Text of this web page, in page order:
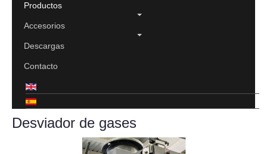
Productos
Accesorios
Descargas
Contacto
Desviador de gases